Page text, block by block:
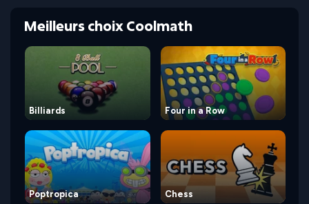
Meilleurs choix Coolmath
Billiards Four in a Row
Poptropica Chess